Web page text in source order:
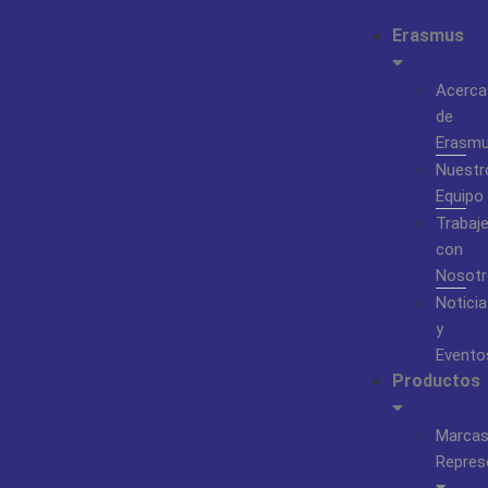
Erasmus
Acerca
de
Equipo
Trabaje
con
y
Productos
Marcas